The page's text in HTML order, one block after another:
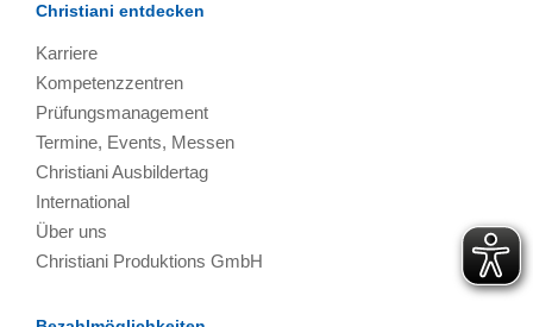
Christiani entdecken
Karriere
Kompetenzzentren
Prüfungsmanagement
Termine, Events, Messen
Christiani Ausbildertag
International
Über uns
Christiani Produktions GmbH